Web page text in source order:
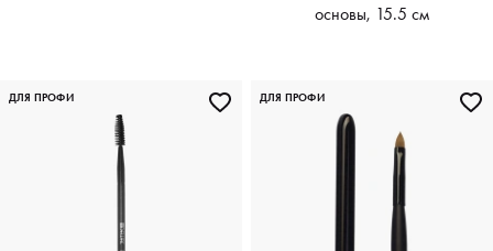
основы, 15.5 см
ДЛЯ ПРОФИ ДЛЯ ПРОФИ